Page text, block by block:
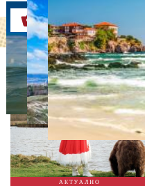
Оферти
АКТУАЛНО